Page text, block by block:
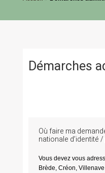
Démarches
Où faire ma
nationale d’identité
Vous devez vous
Brède, Créon,